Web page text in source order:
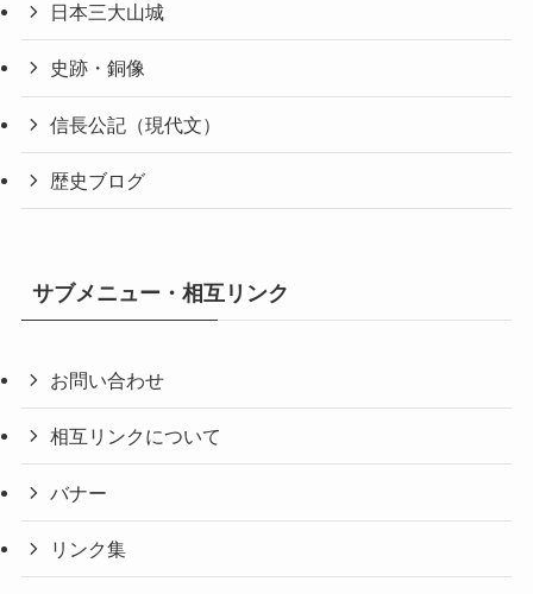
日本三大山城
史跡・銅像
信長公記（現代文）
歴史ブログ
サブメニュー・相互リンク
お問い合わせ
相互リンクについて
バナー
リンク集